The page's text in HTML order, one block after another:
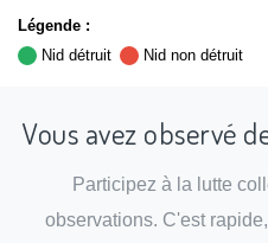
Légende :
Nid détruit
Nid non détruit
Vous avez observé
Participez à la lutte
observations. C'est